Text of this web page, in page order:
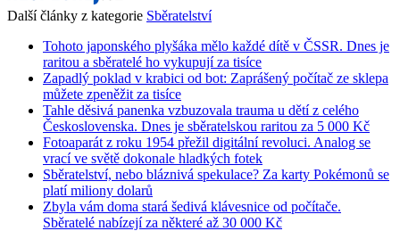
Další články z kategorie Sběratelství
Tohoto japonského plyšáka mělo každé dítě v ČSSR. Dnes je
raritou a sběratelé ho vykupují za tisíce
Zapadlý poklad v krabici od bot: Zaprášený počítač ze sklepa
můžete zpeněžit za tisíce
Tahle děsivá panenka vzbuzovala trauma u dětí z celého
Československa. Dnes je sběratelskou raritou za 5 000 Kč
Fotoaparát z roku 1954 přežil digitální revoluci. Analog se
vrací ve světě dokonale hladkých fotek
Sběratelství, nebo bláznivá spekulace? Za karty Pokémonů se
platí miliony dolarů
Zbyla vám doma stará šedivá klávesnice od počítače.
Sběratelé nabízejí za některé až 30 000 Kč